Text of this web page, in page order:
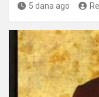
5 dana ago